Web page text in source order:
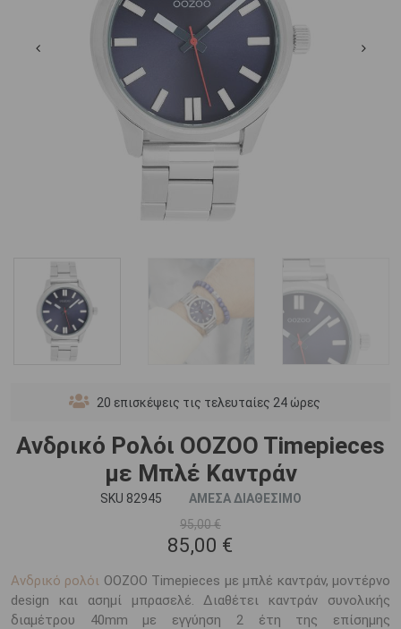
20 επισκέψεις τις τελευταίες 24 ώρες
Ανδρικό Ρολόι OOZOO Timepieces
με Μπλέ Καντράν
SKU 82945
ΑΜΕΣΑ ΔΙΑΘΕΣΙΜΟ
95,00 €
85,00 €
Ανδρικό ρολόι OOZOO Timepieces με μπλέ καντράν, μοντέρνο
design και ασημί μπρασελέ. Διαθέτει καντράν συνολικής
διαμέτρου 40mm με εγγύηση 2 έτη της επίσημης